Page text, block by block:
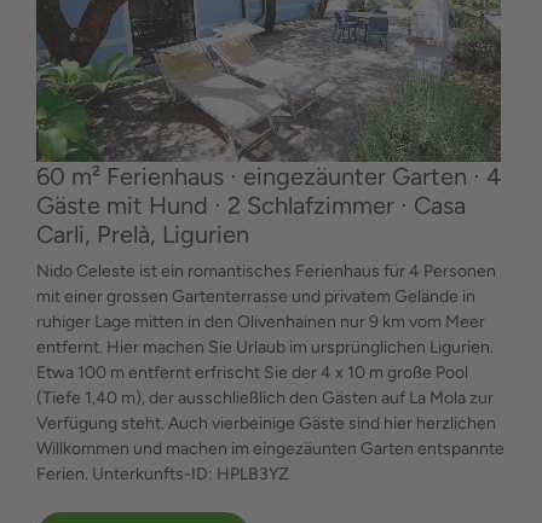
60 m² Ferienhaus ∙ eingezäunter Garten ∙ 4
Gäste mit Hund ∙ 2 Schlafzimmer ∙ Casa
Carli, Prelà, Ligurien
Nido Celeste ist ein romantisches Ferienhaus für 4 Personen
mit einer grossen Gartenterrasse und privatem Gelände in
ruhiger Lage mitten in den Olivenhainen nur 9 km vom Meer
entfernt. Hier machen Sie Urlaub im ursprünglichen Ligurien.
Etwa 100 m entfernt erfrischt Sie der 4 x 10 m große Pool
(Tiefe 1,40 m), der ausschließlich den Gästen auf La Mola zur
Verfügung steht. Auch vierbeinige Gäste sind hier herzlichen
Willkommen und machen im eingezäunten Garten entspannte
Ferien. Unterkunfts-ID: HPLB3YZ